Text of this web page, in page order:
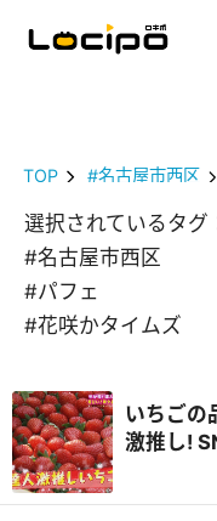
TOP #名古屋市西区
選択されているタグ
#名古屋市西区
#パフェ
#花咲かタイムズ
いちごの
激推し!